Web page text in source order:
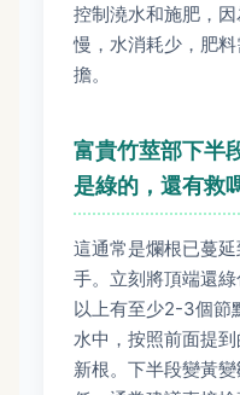
控制澆水和施肥，
慢，水消耗少，肥
擔。
富貴竹莖部下半
是綠的，還有救
這通常是爛根已蔓
手。立刻將頂端還
以上有至少2-3個節
水中，按照前面提
新根。下半段變黃